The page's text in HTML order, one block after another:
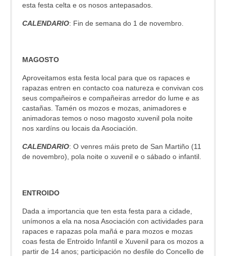
esta festa celta e os nosos antepasados.
CALENDARIO: Fin de semana do 1 de novembro.
MAGOSTO
Aproveitamos esta festa local para que os rapaces e
rapazas entren en contacto coa natureza e convivan cos
seus compañeiros e compañeiras arredor do lume e as
castañas. Tamén os mozos e mozas, animadores e
animadoras temos o noso magosto xuvenil pola noite
nos xardíns ou locais da Asociación.
CALENDARIO: O venres máis preto de San Martiño (11
de novembro), pola noite o xuvenil e o sábado o infantil.
ENTROIDO
Dada a importancia que ten esta festa para a cidade,
unímonos a ela na nosa Asociación con actividades para
rapaces e rapazas pola mañá e para mozos e mozas
coas festa de Entroido Infantil e Xuvenil para os mozos a
partir de 14 anos; participación no desfile do Concello de